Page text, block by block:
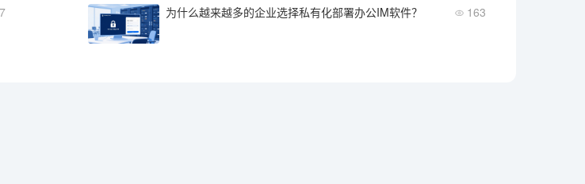
为什么越来越多的企业选择私有化部署办公IM软件？ 163